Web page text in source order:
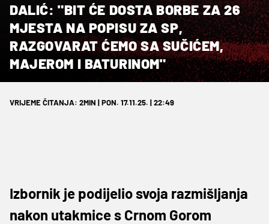
DALIĆ: "BIT ĆE DOSTA BORBE ZA 26
MJESTA NA POPISU ZA SP,
RAZGOVARAT ĆEMO SA SUČIĆEM,
MAJEROM I BATURINOM"
VRIJEME ČITANJA: 2MIN | PON. 17.11.25. | 22:49
Izbornik je podijelio svoja razmišljanja
nakon utakmice s Crnom Gorom